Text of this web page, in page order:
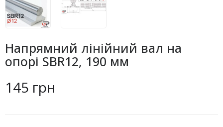
Напрямний лінійний вал на
опорі SBR12, 190 мм
145 грн